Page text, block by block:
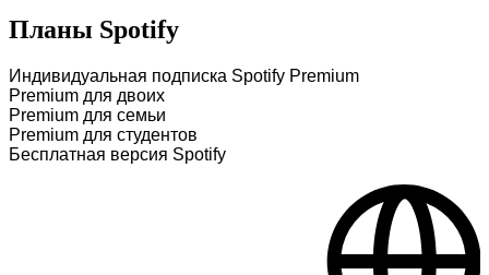
Планы Spotify
Индивидуальная подписка Spotify Premium
Premium для двоих
Premium для семьи
Premium для студентов
Бесплатная версия Spotify